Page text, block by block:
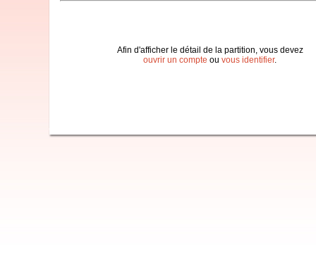
Afin d'afficher le détail de la partition, vous devez
ouvrir un compte ou vous identifier.